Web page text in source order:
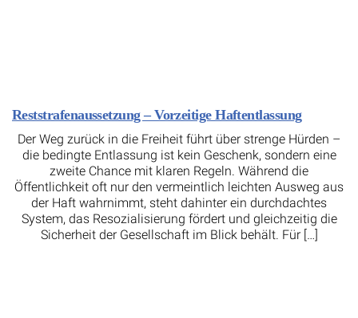
Reststrafenaussetzung – Vorzeitige Haftentlassung
Der Weg zurück in die Freiheit führt über strenge Hürden –
die bedingte Entlassung ist kein Geschenk, sondern eine
zweite Chance mit klaren Regeln. Während die
Öffentlichkeit oft nur den vermeintlich leichten Ausweg aus
der Haft wahrnimmt, steht dahinter ein durchdachtes
System, das Resozialisierung fördert und gleichzeitig die
Sicherheit der Gesellschaft im Blick behält. Für […]